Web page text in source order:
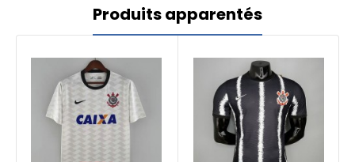
Produits apparentés